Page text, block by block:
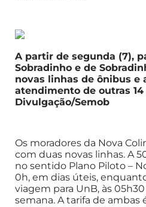
A partir de segunda (7),
Sobradinho e de
novas linhas de ônibus e
atendimento de outras 14
Divulgação/Semob
Os moradores da Nova
com duas novas linhas. A
no sentido Plano Piloto –
0h, em dias úteis, enquanto
viagem para UnB, às
semana. A tarifa de ambas